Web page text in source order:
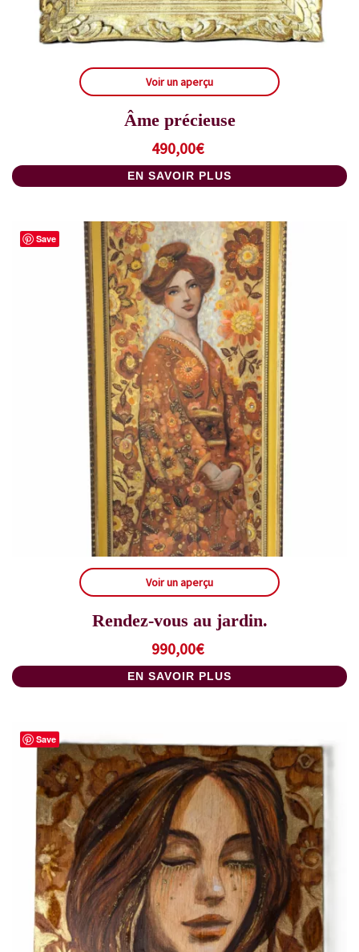
Voir un aperçu
Âme précieuse
490,00€
EN SAVOIR PLUS
Save
Voir un aperçu
Rendez-vous au jardin.
990,00€
EN SAVOIR PLUS
Save